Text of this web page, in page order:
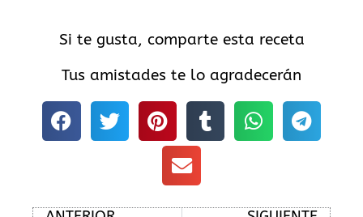
Si te gusta, comparte esta receta
Tus amistades te lo agradecerán